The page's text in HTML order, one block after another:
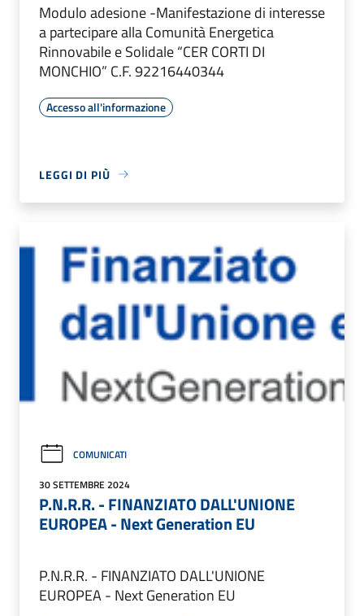
Modulo adesione -Manifestazione di interesse
a partecipare alla Comunità Energetica
Rinnovabile e Solidale “CER CORTI DI
MONCHIO” C.F. 92216440344
Accesso all'informazione
LEGGI DI PIÙ
COMUNICATI
30 SETTEMBRE 2024
P.N.R.R. - FINANZIATO DALL'UNIONE
EUROPEA - Next Generation EU
P.N.R.R. - FINANZIATO DALL'UNIONE
EUROPEA - Next Generation EU